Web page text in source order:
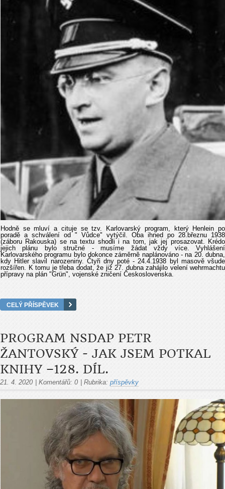
Hodně se mluví a cituje se tzv. Karlovarský program, který Henlein po
poradě a schválení od " Vůdce" vytýčil. Oba ihned po 28.březnu 1938
(záboru Rakouska) se na textu shodli i na tom, jak jej prosazovat. Krédo
jejich plánu bylo stručné - musíme žádat vždy více. Vyhlášení
Karlovarského programu bylo dokonce záměrně naplánováno - na 20. dubna,
kdy Hitler slavil narozeniny. Čtyři dny poté - 24.4.1938 byl masově všude
rozšířen. K tomu je třeba dodat, že již 27. dubna zahájilo velení wehrmachtu
přípravy na plán "Grün", vojenské zničení Československa.
CELÝ PŘÍSPĚVEK
PROGRAM NSDAP PETR
ŽANTOVSKÝ - JAK JSEM POTKAL
KNIHY –128. DÍL.
21. 4. 2020 Komentářů: 0 Rubrika: příspěvky